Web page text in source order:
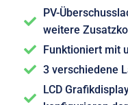
PV-
weitere
Funktioniert mit
3 verschiedene
LCD